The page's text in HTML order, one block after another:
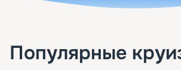
Популярные